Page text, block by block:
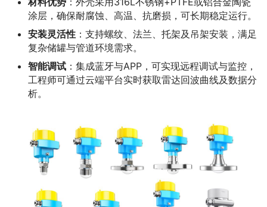
涂层，确保耐腐蚀、高温、抗磨损，可长期稳定运行。
安装灵活性 ：支持螺纹、法兰、托架及吊架安装，满足
复杂储罐与管道环境需求。
智能调试 ：集成蓝牙与APP，可实现远程调试与监控，
工程师可通过云端平台实时获取雷达回波曲线及数据分
析。